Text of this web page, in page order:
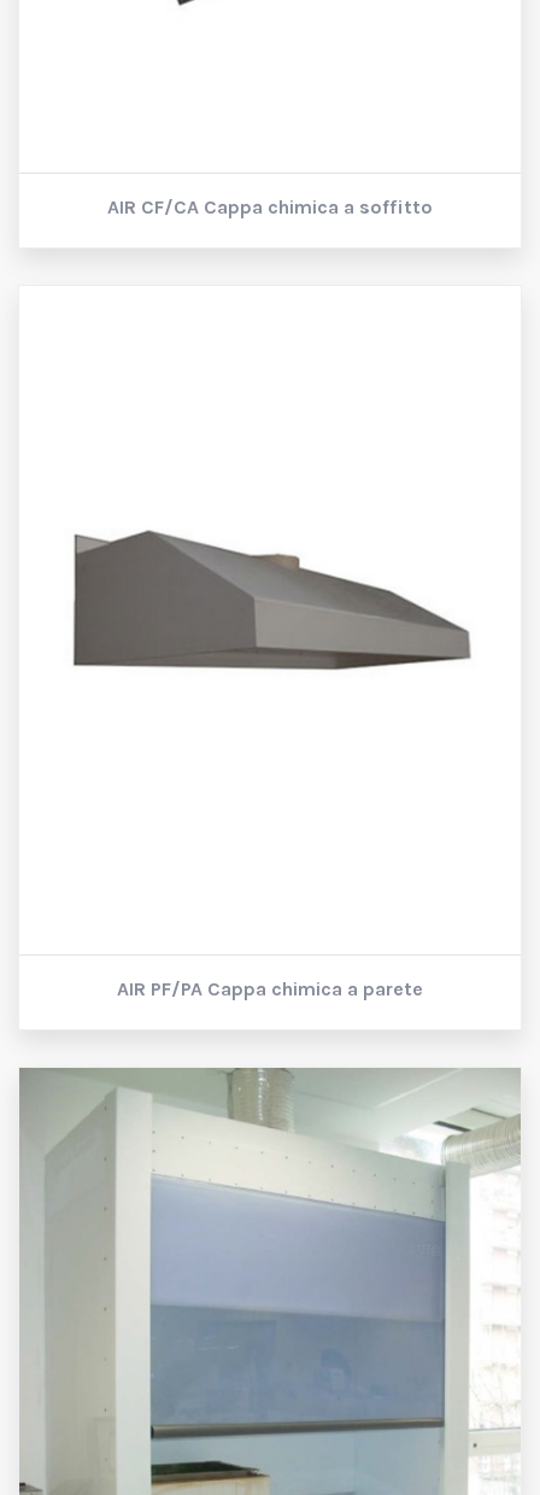
AIR CF/CA Cappa chimica a soffitto
AIR PF/PA Cappa chimica a parete